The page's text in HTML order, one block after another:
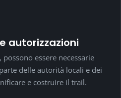
autorizzazioni
essere necessarie
delle autorità locali e dei
e costruire il trail.